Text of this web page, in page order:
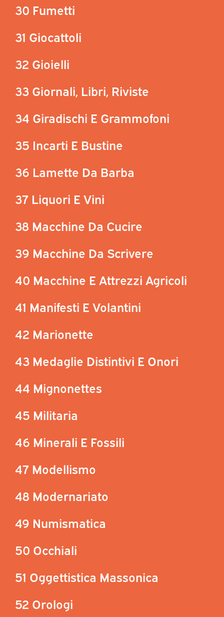
30 Fumetti
31 Giocattoli
32 Gioielli
33 Giornali, Libri, Riviste
34 Giradischi E Grammofoni
35 Incarti E Bustine
36 Lamette Da Barba
37 Liquori E Vini
38 Macchine Da Cucire
39 Macchine Da Scrivere
40 Macchine E Attrezzi Agricoli
41 Manifesti E Volantini
42 Marionette
43 Medaglie Distintivi E Onori
44 Mignonettes
45 Militaria
46 Minerali E Fossili
47 Modellismo
48 Modernariato
49 Numismatica
50 Occhiali
51 Oggettistica Massonica
52 Orologi